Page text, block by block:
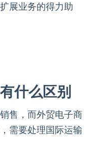
展业务的得力助
什么区别
售，而外贸电子商
需要处理国际运输